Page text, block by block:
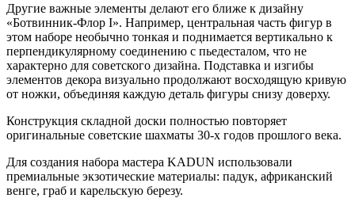
Другие важные элементы делают его ближе к дизайну
«Ботвинник-Флор I». Например, центральная часть фигур в
этом наборе необычно тонкая и поднимается вертикально к
перпендикулярному соединению с пьедесталом, что не
характерно для советского дизайна. Подставка и изгибы
элементов декора визуально продолжают восходящую кривую
от ножки, объединяя каждую деталь фигуры снизу доверху.
Конструкция складной доски полностью повторяет
оригинальные советские шахматы 30-х годов прошлого века.
Для создания набора мастера KADUN использовали
премиальные экзотические материалы: падук, африканский
венге, граб и карельскую березу.